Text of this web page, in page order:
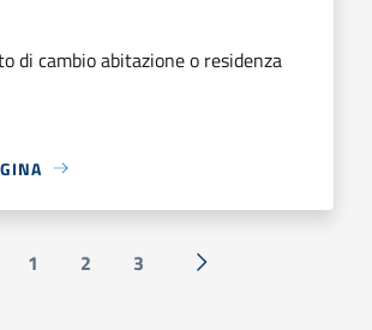
di cambio abitazione o residenza
precedente
1 2 3 Successiva »